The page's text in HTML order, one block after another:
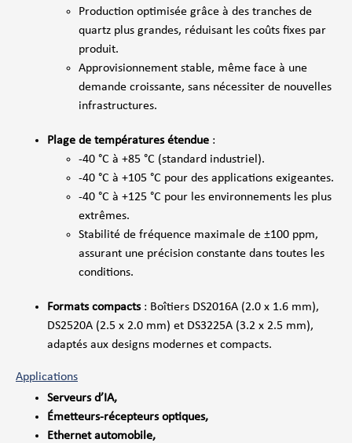
Production optimisée grâce à des tranches de
quartz plus grandes, réduisant les coûts fixes par
produit.
Approvisionnement stable, même face à une
demande croissante, sans nécessiter de nouvelles
infrastructures.
Plage de températures étendue :
-40 °C à +85 °C (standard industriel).
-40 °C à +105 °C pour des applications exigeantes.
-40 °C à +125 °C pour les environnements les plus
extrêmes.
Stabilité de fréquence maximale de ±100 ppm,
assurant une précision constante dans toutes les
conditions.
Formats compacts: Boîtiers DS2016A (2.0 x 1.6 mm),
DS2520A (2.5 x 2.0 mm) et DS3225A (3.2 x 2.5 mm),
adaptés aux designs modernes et compacts.
Applications
Serveurs d’IA,
Émetteurs-récepteurs optiques,
Ethernet automobile,